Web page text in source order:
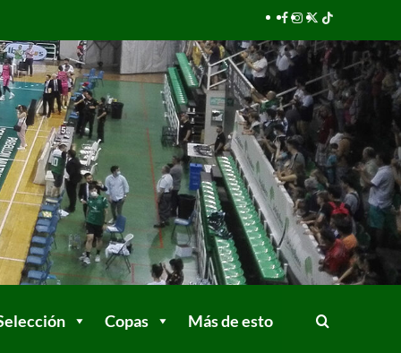
Copas Más de esto